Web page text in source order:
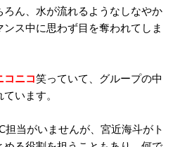
ん、水が流れるようなしなやか
ス中に思わず目を奪われてしま
コニコ笑っていて、グループの中
います。
担当がいませんが、宮近海斗がト